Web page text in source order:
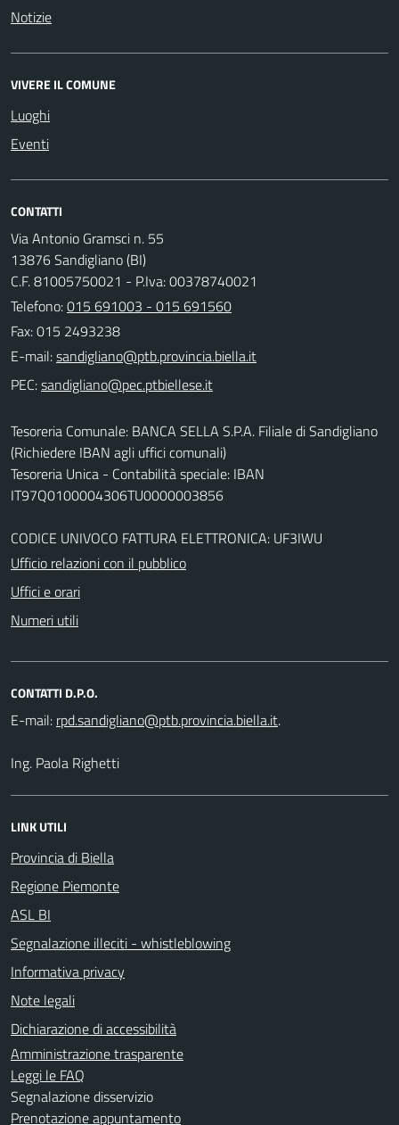
Notizie
VIVERE IL COMUNE
Luoghi
Eventi
CONTATTI
Via Antonio Gramsci n. 55
13876 Sandigliano (BI)
C.F. 81005750021 - P.Iva: 00378740021
Telefono:015 691003 - 015 691560
Fax: 015 2493238
E-mail:
PEC:
Tesoreria Comunale: BANCA SELLA S.P.A. Filiale di Sandigliano
(Richiedere IBAN agli uffici comunali)
Tesoreria Unica - Contabilità speciale: IBAN
IT97Q0100004306TU0000003856
CODICE UNIVOCO FATTURA ELETTRONICA: UF3IWU
Ufficio relazioni con il pubblico
Uffici e orari
Numeri utili
CONTATTI D.P.O.
E-mail:
.
Ing. Paola Righetti
LINK UTILI
Provincia di Biella
Regione Piemonte
ASL BI
Segnalazione illeciti - whistleblowing
Informativa privacy
Note legali
Dichiarazione di accessibilità
Amministrazione trasparente
Leggi le FAQ
Segnalazione disservizio
Prenotazione appuntamento